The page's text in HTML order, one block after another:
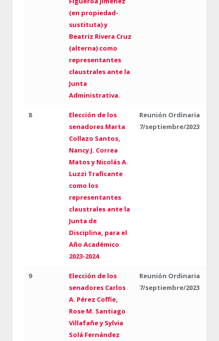
(en propiedad-
sustituta) y
Beatriz Rivera Cruz
(alterna) como
representantes
claustrales ante la
Junta
Administrativa.
8
Elección de los
senadores Marta
Collazo Santos,
Nancy J. Correa
Matos y Nicolás A.
Luzzi Traficante
como los
representantes
claustrales ante la
Junta de
Disciplina, para el
Año Académico
2023-2024.
Reunión Ordinaria
7/septiembre/2023
9
Elección de los
senadores Carlos
A. Pérez Coffie,
Rose M. Santiago
Villafañe y Sylvia
Solá Fernández
Reunión Ordinaria
7/septiembre/2023